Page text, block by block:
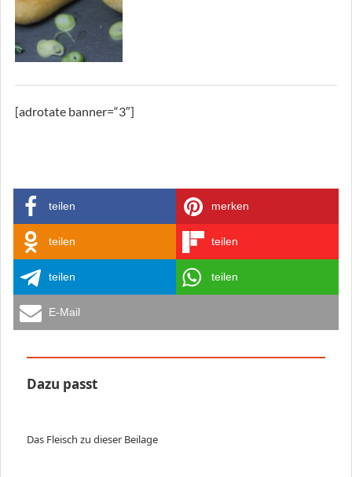
[adrotate banner=“3″]
teilen merken
teilen teilen
teilen teilen
E-Mail
Dazu passt
Das Fleisch zu dieser Beilage